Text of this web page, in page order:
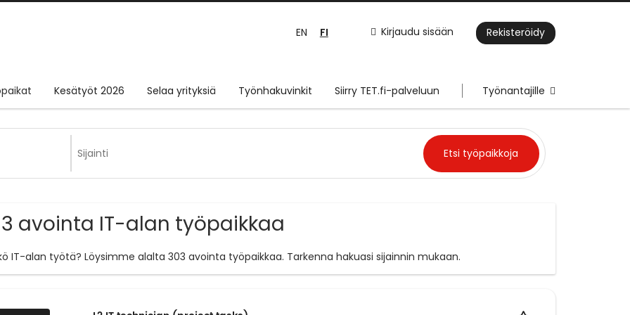
Kirjaudu sisään Rekisteröidy
EN FI
Kesätyöt 2026 Selaa yrityksiä Työnhakuvinkit Siirry TET.fi-palveluun Työnantajille
avointa IT-alan työpaikkaa
IT-alan työtä? Löysimme alalta 303 avointa työpaikkaa. Tarkenna hakuasi sijainnin mukaan.